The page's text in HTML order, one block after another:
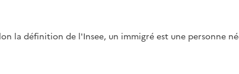
la définition de l'Insee, un immigré est une personne